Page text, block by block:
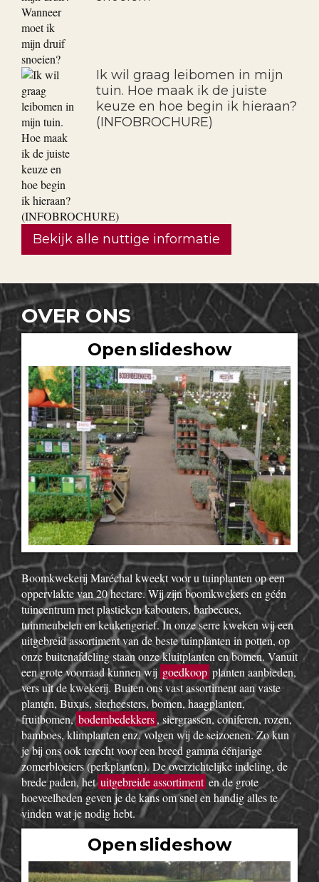
Ik wil graag leibomen in mijn
tuin. Hoe maak ik de juiste
keuze en hoe begin ik hieraan?
(INFOBROCHURE)
Bekijk alle nuttige informatie
OVER ONS
Open slideshow
Boomkwekerij Maréchal kweekt voor u tuinplanten op een
oppervlakte van 20 hectare. Wij zijn boomkwekers en géén
tuincentrum met plastieken kabouters, barbecues,
tuinmeubelen en keukengerief. In onze serre kweken wij een
uitgebreid assortiment van de beste tuinplanten in potten, op
onze buitenafdeling staan onze kluitplanten en bomen. Vanuit
een grote voorraad kunnen wij goedkoop planten aanbieden,
vers uit de kwekerij. Buiten ons vast assortiment aan vaste
planten, Buxus, sierheesters, bomen, haagplanten,
fruitbomen,bodembedekkers, siergrassen, coniferen, rozen,
bamboes, klimplanten enz. volgen wij de seizoenen. Zo kun
je bij ons ook terecht voor een breed gamma éénjarige
zomerbloeiers (perkplanten). De overzichtelijke indeling, de
brede paden, hetuitgebreide assortiment en de grote
hoeveelheden geven je de kans om snel en handig alles te
vinden wat je nodig hebt.
Open slideshow